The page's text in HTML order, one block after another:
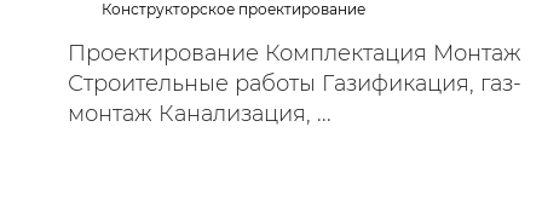
Конструкторское проектирование
Проектирование Комплектация Монтаж
Строительные работы Газификация, газ-
монтаж Канализация, ...